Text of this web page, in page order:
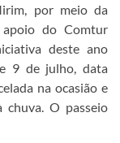
por meio da
do Comtur
deste ano
9 de julho, data
na ocasião e
chuva. O passeio